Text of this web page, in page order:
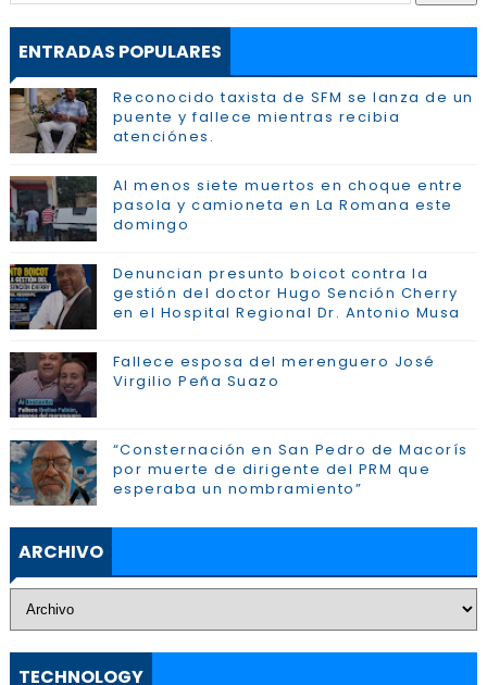
ENTRADAS POPULARES
Reconocido taxista de SFM se lanza de un
puente y fallece mientras recibia
atenciónes.
Al menos siete muertos en choque entre
pasola y camioneta en La Romana este
domingo
Denuncian presunto boicot contra la
gestión del doctor Hugo Sención Cherry
en el Hospital Regional Dr. Antonio Musa
Fallece esposa del merenguero José
Virgilio Peña Suazo
“Consternación en San Pedro de Macorís
por muerte de dirigente del PRM que
esperaba un nombramiento”
ARCHIVO
TECHNOLOGY